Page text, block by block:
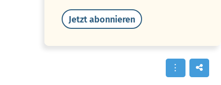
Jetzt abonnieren